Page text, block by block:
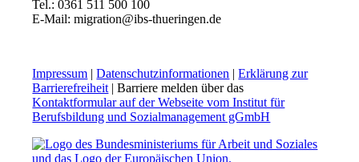
Tel.: 0361 511 500 100
E-Mail: migration@ibs-thueringen.de
Impressum |Datenschutzinformationen |Erklärung zur
Barrierefreiheit | Barriere melden über das
Kontaktformular auf der Webseite vom Institut für
Berufsbildung und Sozialmanagement gGmbH